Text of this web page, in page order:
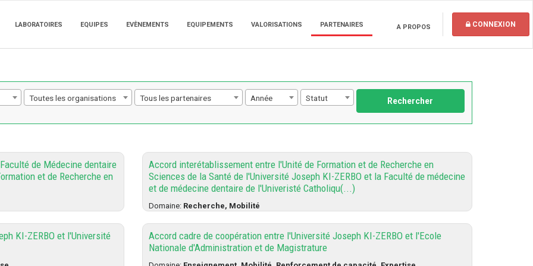
LABORATOIRES EQUIPES EVÈNEMENTS EQUIPEMENTS VALORISATIONS PARTENAIRES A PROPOS CONNEXION
Toutes les organisations Tous les partenaires Année Statut Rechercher
de Médecine dentaire
et de Recherche en
Accord interétablissement entre l'Unité de Formation et de Recherche en
Sciences de la Santé de l'Université Joseph KI-ZERBO et la Faculté de médecine
et de médecine dentaire de l'Univeristé Catholiqu(...)
Domaine: Recherche, Mobilité
KI-ZERBO et l'Université
Accord cadre de coopération entre l'Université Joseph KI-ZERBO et l'Ecole
Nationale d'Administration et de Magistrature